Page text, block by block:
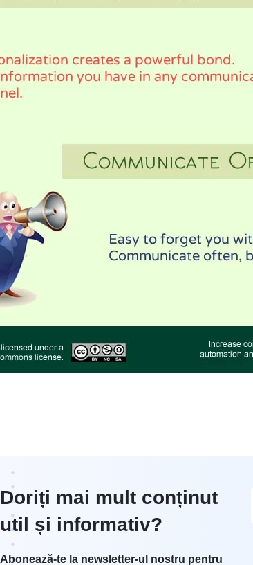
Doriți mai mult conținut
util și informativ?
Abonează-te la newsletter-ul nostru pentru